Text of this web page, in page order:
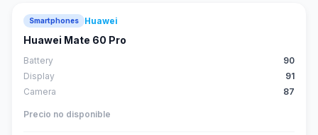
Smartphones Huawei
Huawei Mate 60 Pro
Battery
90
Display
91
Camera
87
Precio no disponible